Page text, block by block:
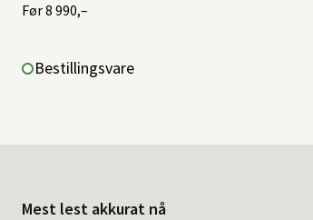
Før8 990,–
Bestillingsvare
Mest lest akkurat nå